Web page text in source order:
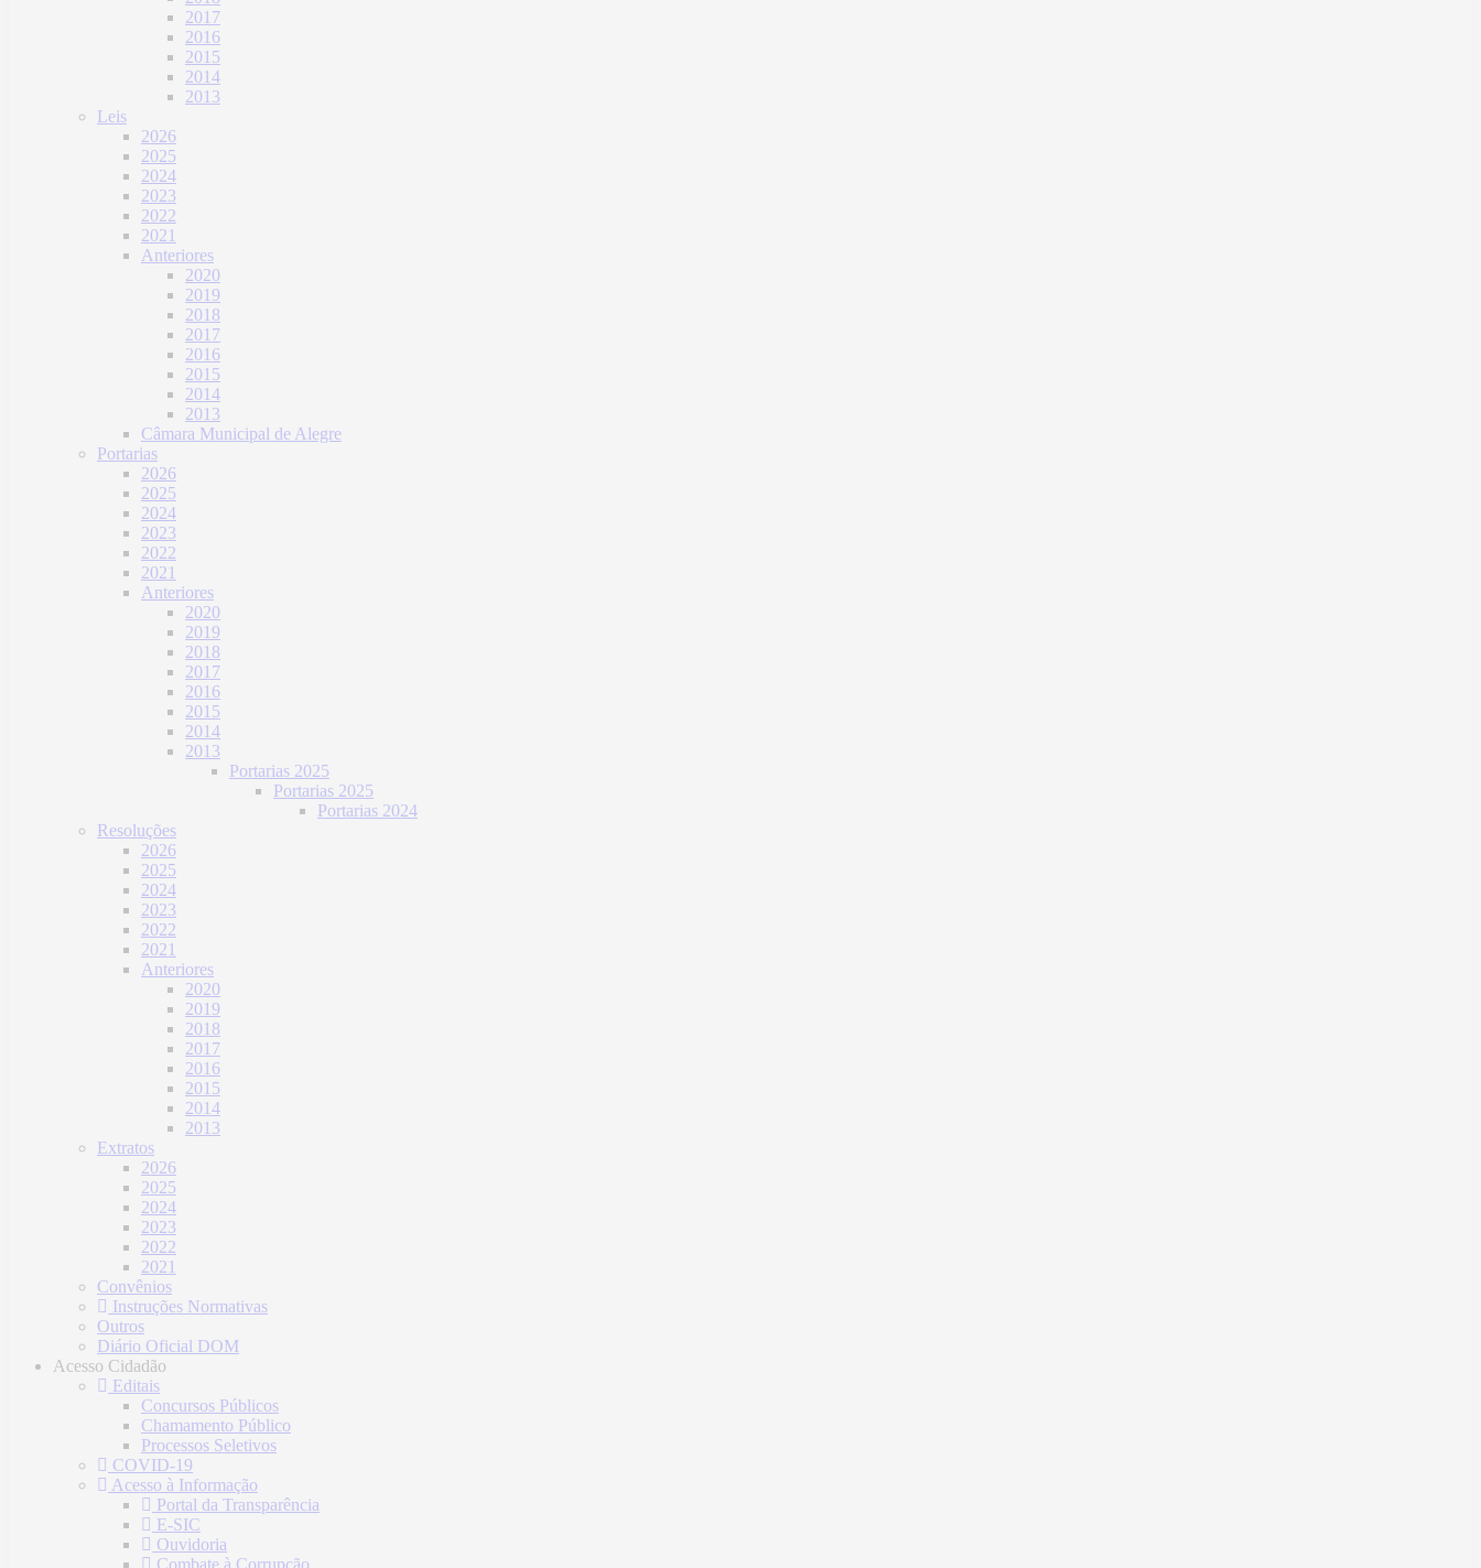
2017
2016
2015
2014
2013
Leis
2026
2025
2024
2023
2022
2021
Anteriores
2020
2019
2018
2017
2016
2015
2014
2013
Câmara Municipal de Alegre
Portarias
2026
2025
2024
2023
2022
2021
Anteriores
2020
2019
2018
2017
2016
2015
2014
2013
Portarias 2025
Portarias 2025
Portarias 2024
Resoluções
2026
2025
2024
2023
2022
2021
Anteriores
2020
2019
2018
2017
2016
2015
2014
2013
Extratos
2026
2025
2024
2023
2022
2021
Convênios
Instruções Normativas
Outros
Diário Oficial DOM
Acesso Cidadão
Editais
Concursos Públicos
Chamamento Público
Processos Seletivos
COVID-19
Acesso à Informação
Portal da Transparência
E-SIC
Ouvidoria
Combate à Corrupção